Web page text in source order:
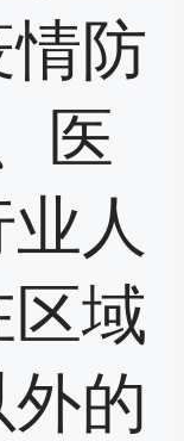
情防
医
人
区域
的